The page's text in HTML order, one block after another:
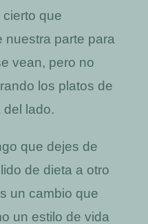
que
nuestra parte para
vean, pero no
los platos de
del lado.
que dejes de
de dieta a otro
un cambio que
un estilo de vida